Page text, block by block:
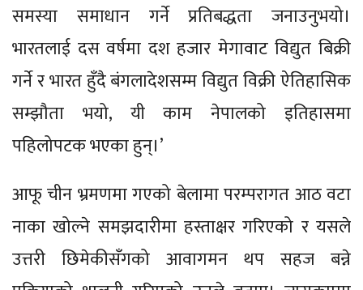
समस्या समाधान गर्ने प्रतिबद्धता जनाउनुभयो।
भारतलाई दस वर्षमा दश हजार मेगावाट विद्युत बिक्री
गर्ने र भारत हुँदै बंगलादेशसम्म विद्युत विक्री ऐतिहासिक
सम्झौता भयो, यी काम नेपालको इतिहासमा
पहिलोपटक भएका हुन्।’
आफू चीन भ्रमणमा गएको बेलामा परम्परागत आठ वटा
नाका खोल्ने समझदारीमा हस्ताक्षर गरिएको र यसले
उत्तरी छिमेकीसँगको आवागमन थप सहज बन्ने